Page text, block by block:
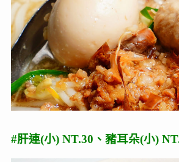
#肝連(小) NT.30、豬耳朵(小)